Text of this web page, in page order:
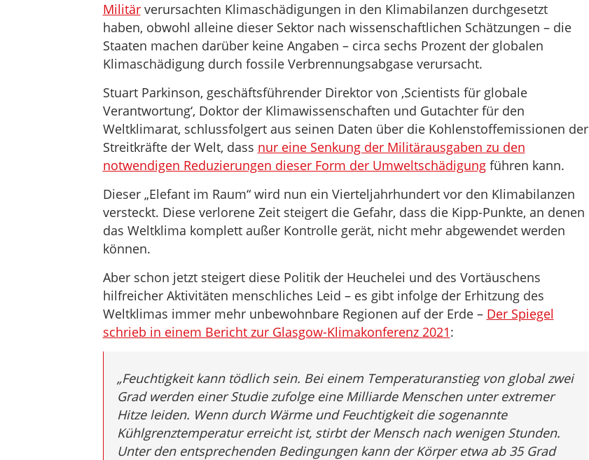
Militärverursachten Klimaschädigungen in den Klimabilanzen durchgesetzt
haben, obwohl alleine dieser Sektor nach wissenschaftlichen Schätzungen – die
Staaten machen darüber keine Angaben – circa sechs Prozent der globalen
Klimaschädigung durch fossile Verbrennungsabgase verursacht.
Stuart Parkinson, geschäftsführender Direktor von ‚Scientists für globale
Verantwortung‘, Doktor der Klimawissenschaften und Gutachter für den
Weltklimarat, schlussfolgert aus seinen Daten über die Kohlenstoffemissionen der
Streitkräfte der Welt, dass nur eine Senkung der Militärausgaben zu den
notwendigen Reduzierungen dieser Form der Umweltschädigungführen kann.
Dieser „Elefant im Raum“ wird nun ein Vierteljahrhundert vor den Klimabilanzen
versteckt. Diese verlorene Zeit steigert die Gefahr, dass die Kipp-Punkte, an denen
das Weltklima komplett außer Kontrolle gerät, nicht mehr abgewendet werden
können.
Aber schon jetzt steigert diese Politik der Heuchelei und des Vortäuschens
hilfreicher Aktivitäten menschliches Leid – es gibt infolge der Erhitzung des
Weltklimas immer mehr unbewohnbare Regionen auf der Erde – Der Spiegel
schrieb in einem Bericht zur Glasgow-Klimakonferenz 2021:
„Feuchtigkeit kann tödlich sein. Bei einem Temperaturanstieg von global zwei
Grad werden einer Studie zufolge eine Milliarde Menschen unter extremer
Hitze leiden. Wenn durch Wärme und Feuchtigkeit die sogenannte
Kühlgrenztemperatur erreicht ist, stirbt der Mensch nach wenigen Stunden.
Unter den entsprechenden Bedingungen kann der Körper etwa ab 35 Grad